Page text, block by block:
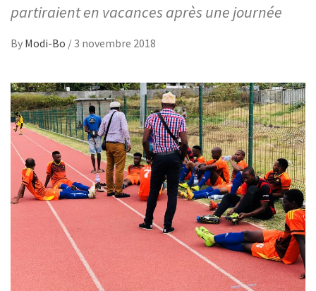
partiraient en vacances après une journée
By Modi-Bo / 3 novembre 2018